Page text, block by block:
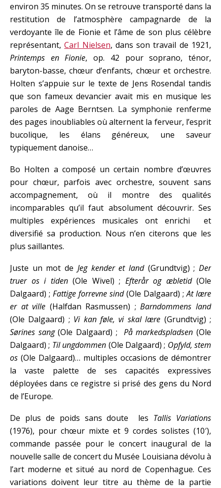
environ 35 minutes. On se retrouve transporté dans la
restitution de l’atmosphère campagnarde de la
verdoyante île de Fionie et l’âme de son plus célèbre
représentant,Carl Nielsen, dans son travail de 1921,
Printemps en Fionie, op. 42 pour soprano, ténor,
baryton-basse, chœur d’enfants, chœur et orchestre.
Holten s’appuie sur le texte de Jens Rosendal tandis
que son fameux devancier avait mis en musique les
paroles de Aage Berntsen. La symphonie renferme
des pages inoubliables où alternent la ferveur, l’esprit
bucolique, les élans généreux, une saveur
typiquement danoise…
Bo Holten a composé un certain nombre d’œuvres
pour chœur, parfois avec orchestre, souvent sans
accompagnement, où il montre des qualités
incomparables qu’il faut absolument découvrir. Ses
multiples expériences musicales ont enrichi et
diversifié sa production. Nous n’en citerons que les
plus saillantes.
Juste un mot de Jeg kender et land(Grundtvig) ;Der
truer os i tiden(Ole Wivel) ; Efterår og æbletid(Ole
Dalgaard) ; Fattige forrevne sind(Ole Dalgaard) ;At lære
er at ville (Halfdan Rasmussen) ;Barndommens land
(Ole Dalgaard) ; Vi kan føle, vi skal lære (Grundtvig) ;
Sørines sang(Ole Dalgaard) ; På markedspladsen (Ole
Dalgaard) ; Til ungdommen (Ole Dalgaard) ; Opfyld, stem
os (Ole Dalgaard)… multiples occasions de démontrer
la vaste palette de ses capacités expressives
déployées dans ce registre si prisé des gens du Nord
de l’Europe.
De plus de poids sans doute les Tallis Variations
(1976), pour chœur mixte et 9 cordes solistes (10′),
commande passée pour le concert inaugural de la
nouvelle salle de concert du Musée Louisiana dévolu à
l’art moderne et situé au nord de Copenhague. Ces
variations doivent leur titre au thème de la partie